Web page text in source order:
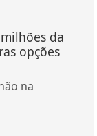
da
opções
na